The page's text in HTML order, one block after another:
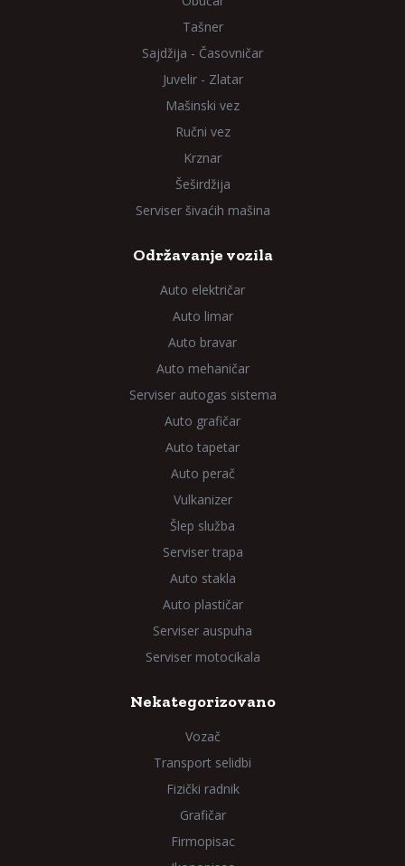
Tašner
Sajdžija - Časovničar
Juvelir - Zlatar
Mašinski vez
Ručni vez
Krznar
Šeširdžija
Serviser šivaćih mašina
Održavanje vozila
Auto električar
Auto limar
Auto bravar
Auto mehaničar
Serviser autogas sistema
Auto grafičar
Auto tapetar
Auto perač
Vulkanizer
Šlep služba
Serviser trapa
Auto stakla
Auto plastičar
Serviser auspuha
Serviser motocikala
Nekategorizovano
Vozač
Transport selidbi
Fizički radnik
Grafičar
Firmopisac